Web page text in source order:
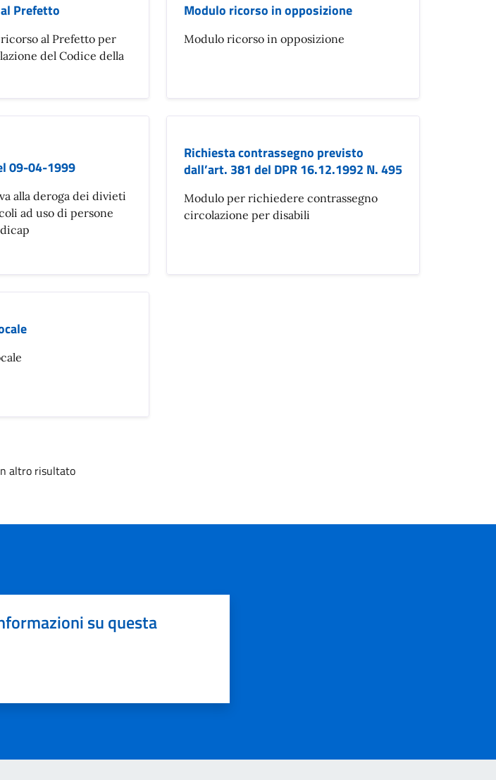
Prefetto
al Prefetto per
del Codice della
Modulo ricorso in opposizione
Modulo ricorso in opposizione
09-04-1999
alla deroga dei divieti
ad uso di persone
Richiesta contrassegno previsto
dall’art. 381 del DPR 16.12.1992 N. 495
Modulo per richiedere contrassegno
circolazione per disabili
altro risultato
su questa